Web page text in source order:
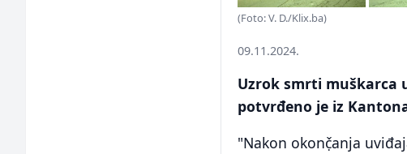
(Foto: V. D./Klix.ba)
09.11.2024.
Uzrok smrti muškarca
potvrđeno je iz
"Nakon okonč̣anja